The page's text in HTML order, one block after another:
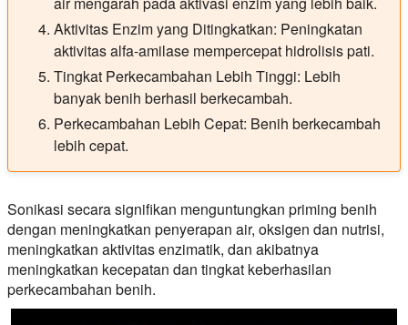
Aktivitas Enzim yang Ditingkatkan: Peningkatan
aktivitas alfa-amilase mempercepat hidrolisis pati.
Tingkat Perkecambahan Lebih Tinggi: Lebih
banyak benih berhasil berkecambah.
Perkecambahan Lebih Cepat: Benih berkecambah
lebih cepat.
Sonikasi secara signifikan menguntungkan priming benih
dengan meningkatkan penyerapan air, oksigen dan nutrisi,
meningkatkan aktivitas enzimatik, dan akibatnya
meningkatkan kecepatan dan tingkat keberhasilan
perkecambahan benih.